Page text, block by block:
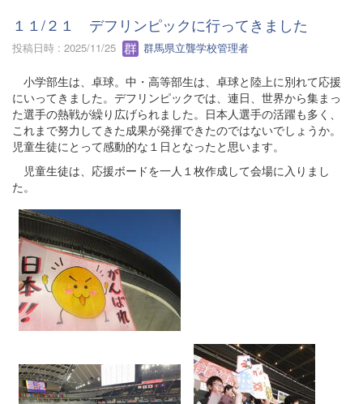
１１/２１ デフリンピックに行ってきました
投稿日時 : 2025/11/25 群馬県立聾学校管理者
小学部生は、卓球。中・高等部生は、卓球と陸上に別れて応援
にいってきました。デフリンピックでは、連日、世界から集まっ
た選手の熱戦が繰り広げられました。日本人選手の活躍も多く、
これまで努力してきた成果が発揮できたのではないでしょうか。
児童生徒にとって感動的な１日となったと思います。
児童生徒は、応援ボードを一人１枚作成して会場に入りまし
た。